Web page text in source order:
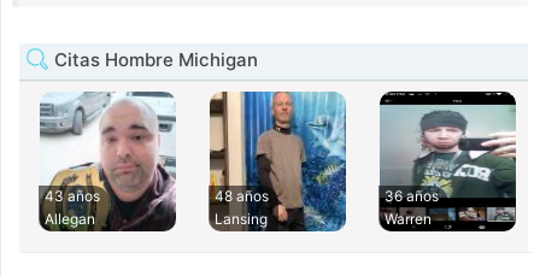
Citas Hombre Michigan
43 años
Allegan
48 años
Lansing
36 años
Warren